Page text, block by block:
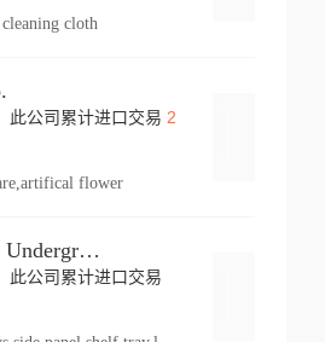
cloth
此公司累计进口交易 2
flower
Knapheide Kc Underground
此公司累计进口交易